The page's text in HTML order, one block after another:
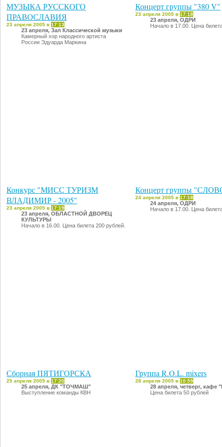
МУЗЫКА РУССКОГО
ПРАВОСЛАВИЯ
23 апреля 2005 в 17:13
23 апреля, Зал Классической музыки
Камерный хор народного артиста
России Эдуарда Маркина
Концерт группы "380 V"
23 апреля 2005 в 17:18
23 апреля, ОДРИ
Начало в 17.00. Цена
Конкурс "МИСС ТУРИЗМ
ВЛАДИМИР - 2005"
23 апреля 2005 в 17:19
23 апреля, ОБЛАСТНОЙ ДВОРЕЦ
КУЛЬТУРЫ
Начало в 16.00. Цена билета 200 рублей.
Концерт группы
24 апреля 2005 в 17:18
24 апреля, ОДРИ
Начало в 17.00. Цена
Сборная ПЯТИГОРСКА
25 апреля 2005 в 17:20
25 апреля, ДК "ТОЧМАШ"
Выступление команды КВН
Группа R.O.L. mixers
28 апреля 2005 в 10:59
28 апреля, четверг, кафе
Цена билета 50 рублей